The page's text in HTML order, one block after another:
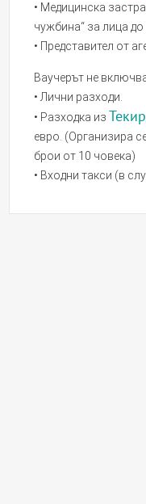
• Медицинска
чужбина“ за лица до
• Представител от
Ваучерът не
• Лични разходи.
• Разходка из
евро. (Организира
брои от 10 човека)
• Входни такси (в